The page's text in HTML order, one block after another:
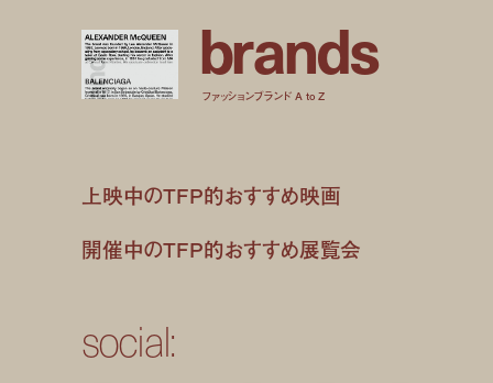
brands
ファッションブランド A to Z
上映中のTFP的おすすめ映画
開催中のTFP的おすすめ展覧会
social: